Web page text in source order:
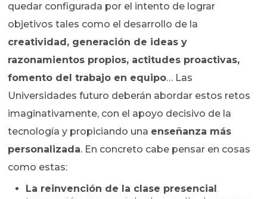
quedar configurada por el intento de lograr
objetivos tales como el desarrollo de la
creatividad, generación de ideas y
razonamientos propios, actitudes proactivas,
fomento del trabajo en equipo… Las
Universidades futuro deberán abordar estos retos
imaginativamente, con el apoyo decisivo de la
tecnología y propiciando una enseñanza más
personalizada. En concreto cabe pensar en cosas
como estas:
La reinvención de la clase presencial .